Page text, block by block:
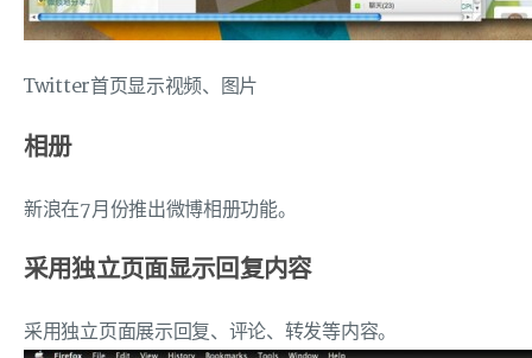
Twitter首页显示视频、图片
相册
新浪在7月份推出微博相册功能。
采用独立页面显示回复内容
采用独立页面展示回复、评论、转发等内容。